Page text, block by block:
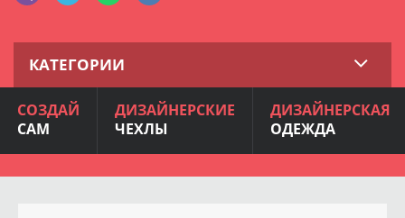
КАТЕГОРИИ
СОЗДАЙ
САМ
ДИЗАЙНЕРСКИЕ
ЧЕХЛЫ
ДИЗАЙНЕРСКАЯ
ОДЕЖДА